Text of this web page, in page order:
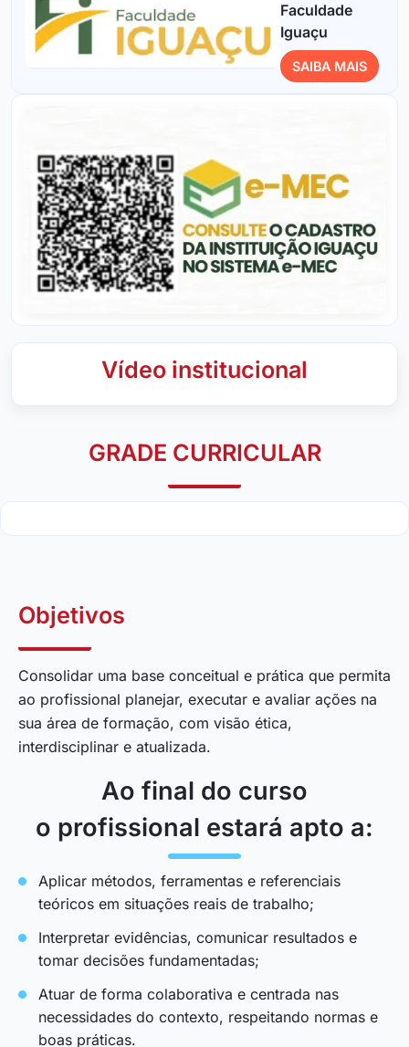
Faculdade
Iguaçu
SAIBA MAIS
Vídeo institucional
GRADE CURRICULAR
Objetivos
Consolidar uma base conceitual e prática que permita
ao profissional planejar, executar e avaliar ações na
sua área de formação, com visão ética,
interdisciplinar e atualizada.
Ao final do curso
o profissional estará apto a:
Aplicar métodos, ferramentas e referenciais
teóricos em situações reais de trabalho;
Interpretar evidências, comunicar resultados e
tomar decisões fundamentadas;
Atuar de forma colaborativa e centrada nas
necessidades do contexto, respeitando normas e
boas práticas.